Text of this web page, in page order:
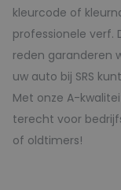
kleurcode of
professionele verf.
reden garanderen
uw auto bij SRS
Met onze A-
terecht voor
of oldtimers!